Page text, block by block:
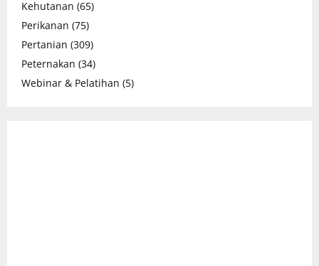
Kehutanan (65)
Perikanan (75)
Pertanian (309)
Peternakan (34)
Webinar & Pelatihan (5)